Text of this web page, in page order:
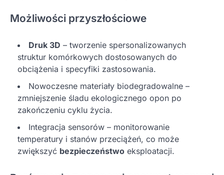
Możliwości przyszłościowe
Druk 3D – tworzenie spersonalizowanych
struktur komórkowych dostosowanych do
obciążenia i specyfiki zastosowania.
Nowoczesne materiały biodegradowalne –
zmniejszenie śladu ekologicznego opon po
zakończeniu cyklu życia.
Integracja sensorów – monitorowanie
temperatury i stanów przeciążeń, co może
zwiększyć bezpieczeństwo eksploatacji.